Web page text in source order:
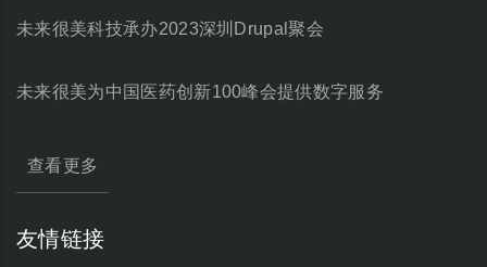
未来很美科技承办2023深圳Drupal聚会
未来很美为中国医药创新100峰会提供数字服务
查看更多
友情链接